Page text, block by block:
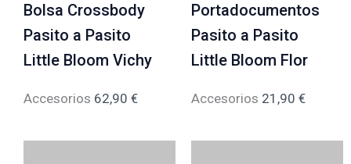
Bolsa Crossbody
Pasito a Pasito
Little Bloom Vichy
Accesorios 62,90 €
Portadocumentos
Pasito a Pasito
Little Bloom Flor
Accesorios 21,90 €